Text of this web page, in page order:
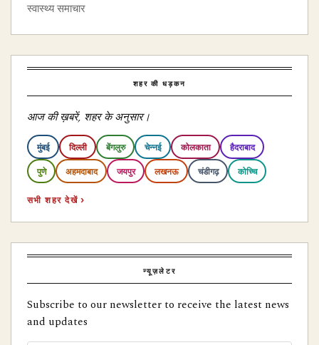
स्वास्थ्य समाचार
शहर की धड़कन
आज की ख़बरें, शहर के अनुसार।
मुंबई दिल्ली बेंगलुरु चेन्नई कोलकाता हैदराबाद
पुणे अहमदाबाद जयपुर लखनऊ चंडीगढ़ कोच्चि
सभी शहर देखें ›
न्यूज़लेटर
Subscribe to our newsletter to receive the latest news
and updates